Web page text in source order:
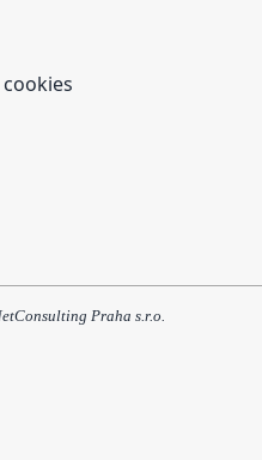
Praha s.r.o.